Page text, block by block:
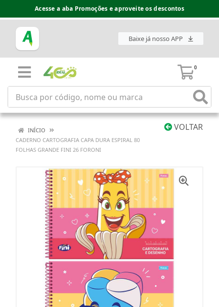
Acesse a aba Promoções e aproveite os descontos
Baixe já nosso APP
0
VOLTAR
INÍCIO
CADERNO CARTOGRAFIA CAPA DURA ESPIRAL 80
FOLHAS GRANDE FINI 26 FORONI